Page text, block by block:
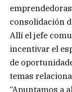
consolidación
Allí el jefe
incentivar el
de
temas
“Apuntamos a